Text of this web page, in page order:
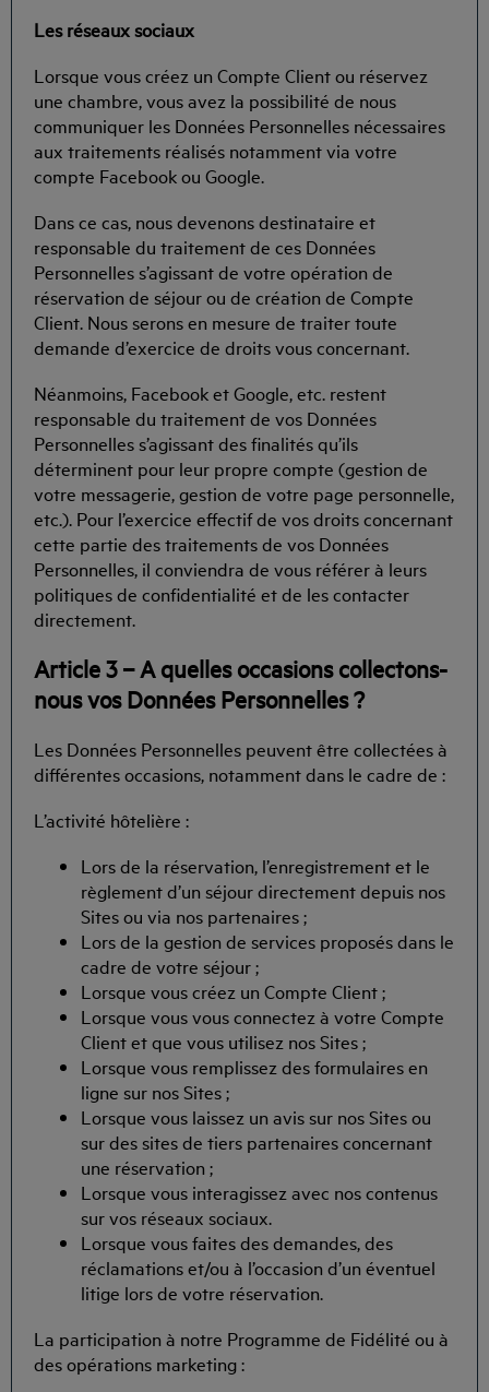
Les réseaux sociaux
Lorsque vous créez un Compte Client ou réservez
une chambre, vous avez la possibilité de nous
communiquer les Données Personnelles nécessaires
aux traitements réalisés notamment via votre
compte Facebook ou Google.
Dans ce cas, nous devenons destinataire et
responsable du traitement de ces Données
Personnelles s’agissant de votre opération de
réservation de séjour ou de création de Compte
Client. Nous serons en mesure de traiter toute
demande d’exercice de droits vous concernant.
Néanmoins, Facebook et Google, etc. restent
responsable du traitement de vos Données
Personnelles s’agissant des finalités qu’ils
déterminent pour leur propre compte (gestion de
votre messagerie, gestion de votre page personnelle,
etc.). Pour l’exercice effectif de vos droits concernant
cette partie des traitements de vos Données
Personnelles, il conviendra de vous référer à leurs
politiques de confidentialité et de les contacter
directement.
Article 3 – A quelles occasions collectons-
nous vos Données Personnelles ?
Les Données Personnelles peuvent être collectées à
différentes occasions, notamment dans le cadre de :
L’activité hôtelière :
Lors de la réservation, l’enregistrement et le
règlement d’un séjour directement depuis nos
Sites ou via nos partenaires ;
Lors de la gestion de services proposés dans le
cadre de votre séjour ;
Lorsque vous créez un Compte Client ;
Lorsque vous vous connectez à votre Compte
Client et que vous utilisez nos Sites ;
Lorsque vous remplissez des formulaires en
ligne sur nos Sites ;
Lorsque vous laissez un avis sur nos Sites ou
sur des sites de tiers partenaires concernant
une réservation ;
Lorsque vous interagissez avec nos contenus
sur vos réseaux sociaux.
Lorsque vous faites des demandes, des
réclamations et/ou à l’occasion d’un éventuel
litige lors de votre réservation.
La participation à notre Programme de Fidélité ou à
des opérations marketing :